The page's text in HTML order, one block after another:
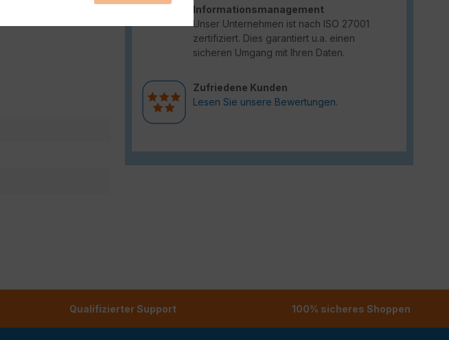
Informationsmanagement
Unser Unternehmen ist nach ISO 27001
zertifiziert. Dies garantiert u.a. einen
sicheren Umgang mit Ihren Daten.
Zufriedene Kunden
Lesen Sie unsere Bewertungen.
Qualifizierter Support 100% sicheres Shoppen